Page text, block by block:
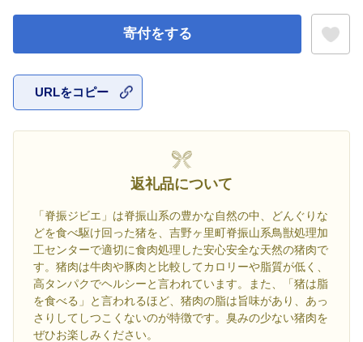
寄付をする
URLをコピー
返礼品について
「脊振ジビエ」は脊振山系の豊かな自然の中、どんぐりな
どを食べ駆け回った猪を、吉野ヶ里町脊振山系鳥獣処理加
工センターで適切に食肉処理した安心安全な天然の猪肉で
す。猪肉は牛肉や豚肉と比較してカロリーや脂質が低く、
高タンパクでヘルシーと言われています。また、「猪は脂
を食べる」と言われるほど、猪肉の脂は旨味があり、あっ
さりしてしつこくないのが特徴です。臭みの少ない猪肉を
ぜひお楽しみください。